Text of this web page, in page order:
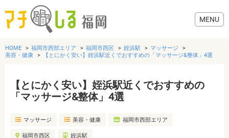
グルメ
美容・健康
HOME 福岡市西部エリア 福岡市西区 姪浜駅
マッサージ
美容・健康
【とにかく安い】姪浜駅近くでおすすめの「マッサージ&整体」4選
【とにかく安い】姪浜駅近くでおすすめの
「マッサージ&整体」4選
マッサージ 美容・健康 福岡市西部エリア
福岡市西区 姪浜駅